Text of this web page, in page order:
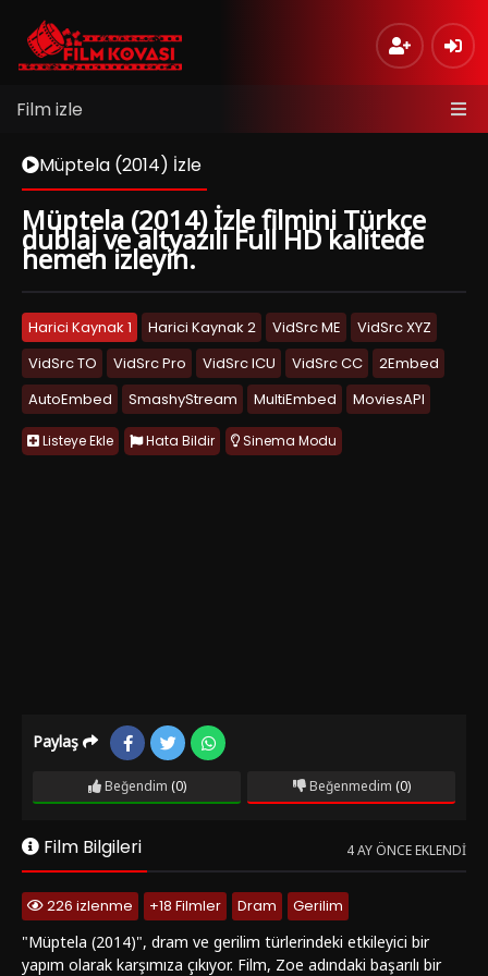
Film izle
Müptela (2014) İzle
Müptela (2014) İzle filmini Türkçe
dublaj ve altyazılı Full HD kalitede
hemen izleyin.
Harici Kaynak 1 Harici Kaynak 2 VidSrc ME
VidSrc XYZ
VidSrc TO
VidSrc Pro VidSrc ICU VidSrc CC
2Embed
AutoEmbed
SmashyStream MultiEmbed MoviesAPI
Listeye Ekle Hata Bildir Sinema Modu
Paylaş
Beğendim (0) Beğenmedim (0)
Film Bilgileri 4 AY ÖNCE EKLENDI
226 izlenme +18 Filmler Dram
Gerilim
"Müptela (2014)", dram ve gerilim türlerindeki etkileyici bir
yapım olarak karşımıza çıkıyor. Film, Zoe adındaki başarılı bir